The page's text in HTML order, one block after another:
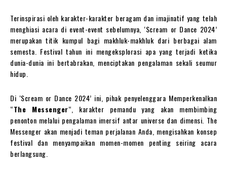
Terinspirasi oleh karakter-karakter beragam dan imajinatif yang telah
menghiasi acara di event-event sebelumnya, ‘Scream or Dance 2024’
merupakan titik kumpul bagi makhluk-makhluk dari berbagai alam
semesta. Festival tahun ini mengeksplorasi apa yang terjadi ketika
dunia-dunia ini bertabrakan, menciptakan pengalaman sekali seumur
hidup.
Di ‘Scream or Dance 2024’ ini, pihak penyelenggara Memperkenalkan
“The Messenger“, karakter pemandu yang akan membimbing
penonton melalui pengalaman imersif antar universe dan dimensi. The
Messenger akan menjadi teman perjalanan Anda, mengisahkan konsep
festival dan menyampaikan momen-momen penting seiring acara
berlangsung.